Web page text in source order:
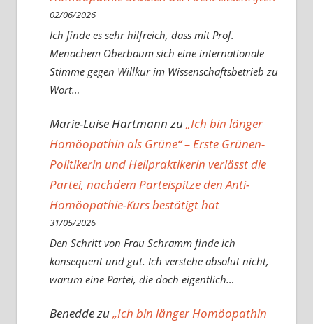
02/06/2026
Ich finde es sehr hilfreich, dass mit Prof.
Menachem Oberbaum sich eine internationale
Stimme gegen Willkür im Wissenschaftsbetrieb zu
Wort…
Marie-Luise Hartmannzu„Ich bin länger
Homöopathin als Grüne“ – Erste Grünen-
Politikerin und Heilpraktikerin verlässt die
Partei, nachdem Parteispitze den Anti-
Homöopathie-Kurs bestätigt hat
31/05/2026
Den Schritt von Frau Schramm finde ich
konsequent und gut. Ich verstehe absolut nicht,
warum eine Partei, die doch eigentlich…
Beneddezu„Ich bin länger Homöopathin